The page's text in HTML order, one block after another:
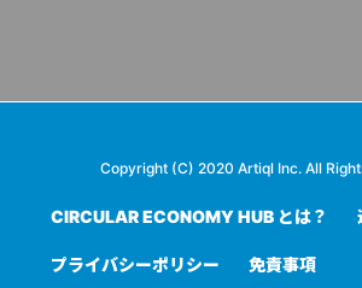
Copyright (C) 2020 Artiql Inc. All
CIRCULAR ECONOMY HUB とは？
プライバシーポリシー 免責事項